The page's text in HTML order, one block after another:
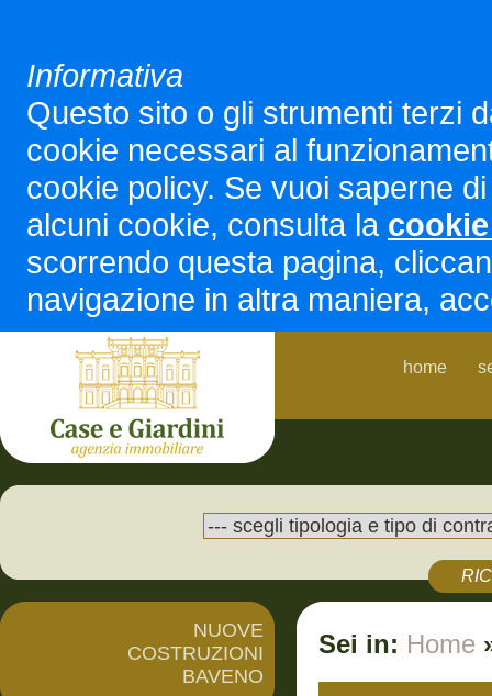
Informativa
Questo sito o gli strumenti terzi
cookie necessari al
cookie policy. Se vuoi saperne
alcuni cookie, consulta la
scorrendo questa pagina,
navigazione in altra maniera,
home
NUOVE
COSTRUZIONI
BAVENO
Sei in: Home